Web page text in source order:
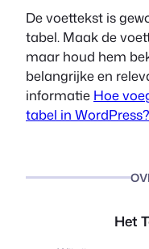
De voettekst is
tabel. Maak de
maar houd hem
belangrijke en
informatie Hoe
tabel in WordPress?
Het